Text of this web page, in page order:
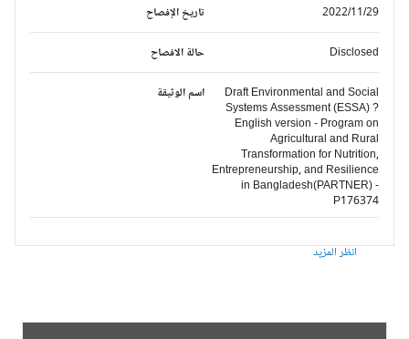
تاريخ الإفصاح 2022/11/29
حالة الافصاح Disclosed
اسم الوثيقة
Draft Environmental and Social
Systems Assessment (ESSA) ?
English version - Program on
Agricultural and Rural
Transformation for Nutrition,
Entrepreneurship, and Resilience
in Bangladesh(PARTNER) -
P176374
انظر المزيد